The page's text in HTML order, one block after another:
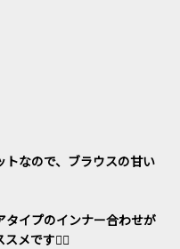
なので、ブラウスの甘い
タイプのインナー合わせが
メです❤️‍🔥